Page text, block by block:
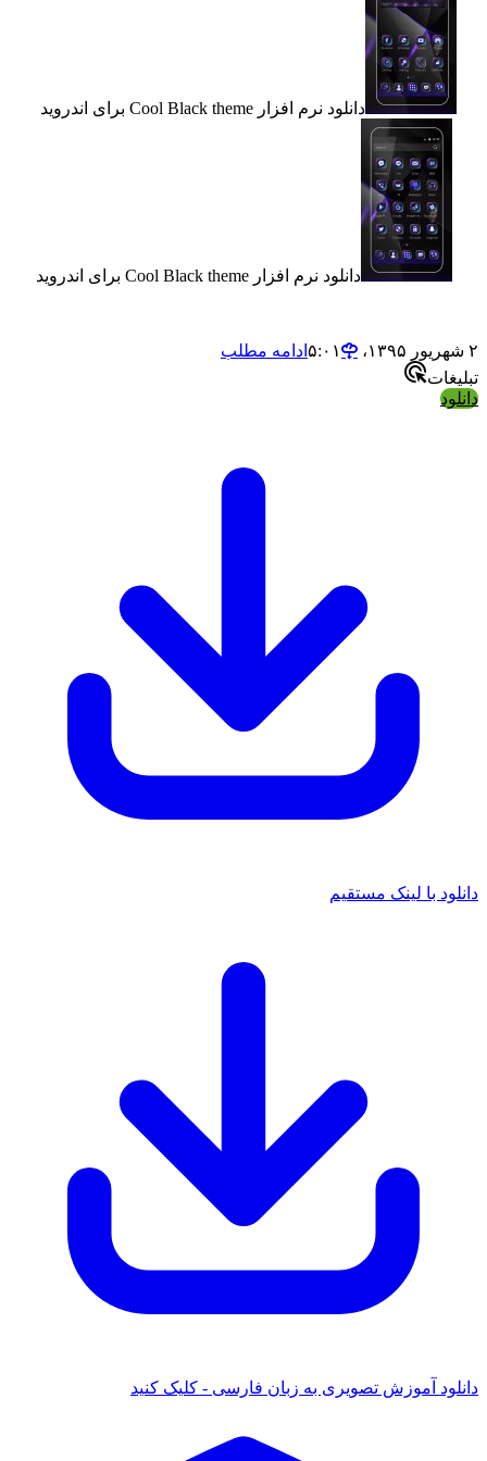
دانلود نرم افزار Cool Black theme برای اندروید
دانلود نرم افزار Cool Black theme برای اندروید
ادامه مطلب
با لینک مستقیم
آموزش تصویری به زبان فارسی - کلیک کنید